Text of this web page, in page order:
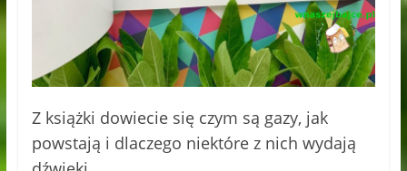
Z książki dowiecie się czym są gazy, jak
powstają i dlaczego niektóre z nich wydają